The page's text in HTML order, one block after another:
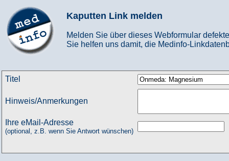
Kaputten Link melden
Melden Sie über dieses Webformular
Sie helfen uns damit, die Medinfo-
Titel
Hinweis/Anmerkungen
Ihre eMail-Adresse
(optional, z.B. wenn Sie Antwort wünschen)